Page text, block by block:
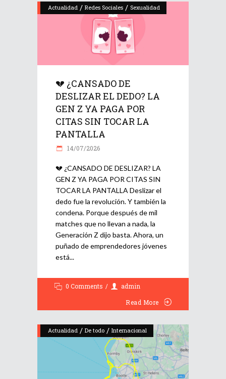
Actualidad / Redes Sociales / Sexualidad
💔 ¿CANSADO DE
DESLIZAR EL DEDO? LA
GEN Z YA PAGA POR
CITAS SIN TOCAR LA
PANTALLA
14/07/2026
💔 ¿CANSADO DE DESLIZAR? LA
GEN Z YA PAGA POR CITAS SIN
TOCAR LA PANTALLA Deslizar el
dedo fue la revolución. Y también la
condena. Porque después de mil
matches que no llevan a nada, la
Generación Z dijo basta. Ahora, un
puñado de emprendedores jóvenes
está
0 Comments
admin
Read More
Actualidad / De todo / Internacional